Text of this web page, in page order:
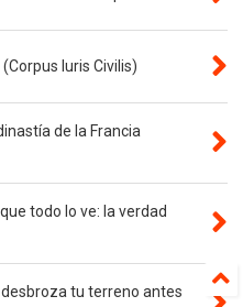
Iuris Civilis)
de la Francia
todo lo ve: la verdad
desbroza tu terreno antes